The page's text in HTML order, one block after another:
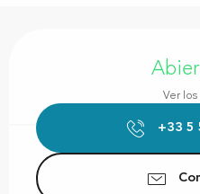
Horarios y datos de
Ver los
+33 5